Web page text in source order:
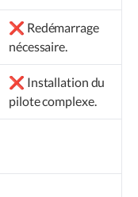
❌ Redémarrage
nécessaire.
❌ Installation du
pilote complexe.